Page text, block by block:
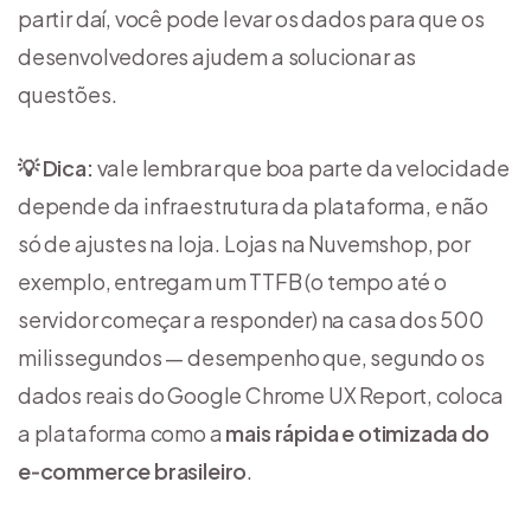
partir daí, você pode levar os dados para que os
desenvolvedores ajudem a solucionar as
questões.
💡 Dica: vale lembrar que boa parte da velocidade
depende da infraestrutura da plataforma, e não
só de ajustes na loja. Lojas na Nuvemshop, por
exemplo, entregam um TTFB (o tempo até o
servidor começar a responder) na casa dos 500
milissegundos — desempenho que, segundo os
dados reais do Google Chrome UX Report, coloca
a plataforma como a mais rápida e otimizada do
e‑commerce brasileiro